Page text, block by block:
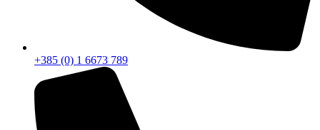
+385 (0) 1 6673 789